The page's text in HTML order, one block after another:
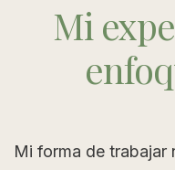
Mi
Mi forma de trabajar